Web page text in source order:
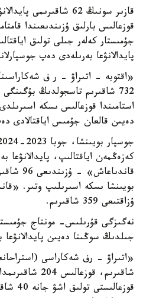
قازىر سونىڭ 62
قوزعالىس بارلىق ۇزىندىعىندا
جۇمىستار كەلەر جىلى تولىق
پايدالانۋعا بەرىلەدى دەپ
«اقتوبە - اتىراۋ – ر ف
استامىندا قوزعالىس ىسكە
دەيىن قالعان جۇمىس اياقتالادى
كەزەڭمەن اياقتالىپ، پايدالانۋعا
بويىنشا ىسكە اسىرىلىپ وتىر.
ۇزاقتىعى 359 شاقىرىم.
نەگىزگى قۇرىلىس- مونتاج
جىلدىڭ سوڭىنا دەيىن پايدالانۋعا
شاقىرىم،